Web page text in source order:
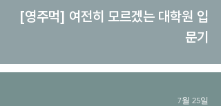
[영주먹] 여전히 모르겠는 대학원 입
문기
7월 25일